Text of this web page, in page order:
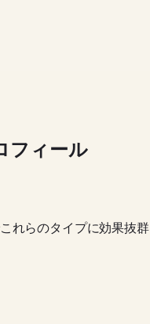
フィール
れらのタイプに効果抜群